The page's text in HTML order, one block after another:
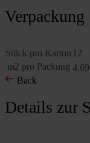
Verpackung
Stück pro Karton 12
m2 pro Packung
Back
Details zur